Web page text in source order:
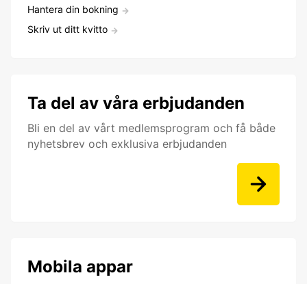
Hantera din bokning
Skriv ut ditt kvitto
Ta del av våra erbjudanden
Bli en del av vårt medlemsprogram och få både
nyhetsbrev och exklusiva erbjudanden
Mobila appar